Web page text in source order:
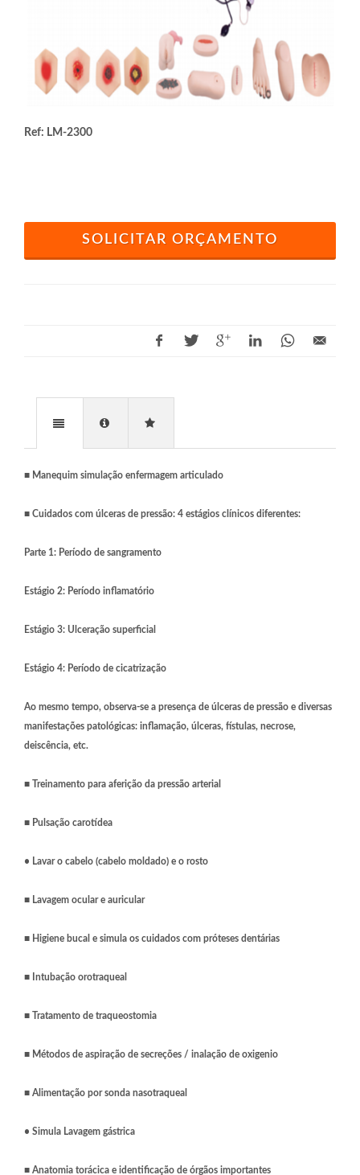
Ref: LM-2300
SOLICITAR ORÇAMENTO
■ Manequim simulação enfermagem articulado
■ Cuidados com úlceras de pressão: 4 estágios clínicos diferentes:
Parte 1: Período de sangramento
Estágio 2: Período inflamatório
Estágio 3: Ulceração superficial
Estágio 4: Período de cicatrização
Ao mesmo tempo, observa-se a presença de úlceras de pressão e diversas
manifestações patológicas: inflamação, úlceras, fístulas, necrose,
deiscência, etc.
■ Treinamento para aferição da pressão arterial
■ Pulsação carotídea
• Lavar o cabelo (cabelo moldado) e o rosto
■ Lavagem ocular e auricular
■ Higiene bucal e simula os cuidados com próteses dentárias
■ Intubação orotraqueal
■ Tratamento de traqueostomia
■ Métodos de aspiração de secreções / inalação de oxigenio
■ Alimentação por sonda nasotraqueal
• Simula Lavagem gástrica
■ Anatomia torácica e identificação de órgãos importantes